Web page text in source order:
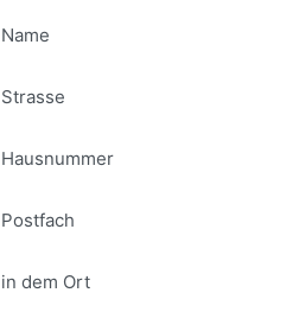
Name
Strasse
Hausnummer
Postfach
in dem Ort